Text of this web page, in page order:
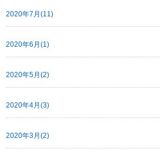
2020年7月(11)
2020年6月(1)
2020年5月(2)
2020年4月(3)
2020年3月(2)